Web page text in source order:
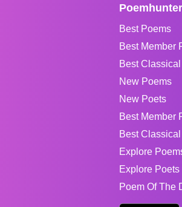
Best Poems
Best Member
Best
New Poems
New Poets
Best Member
Best
Explore
Explore Poets
Poem Of The